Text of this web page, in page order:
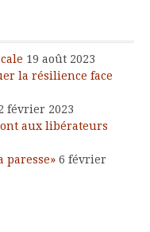
19 août 2023
la résilience face
février 2023
aux libérateurs
paresse» 6 février